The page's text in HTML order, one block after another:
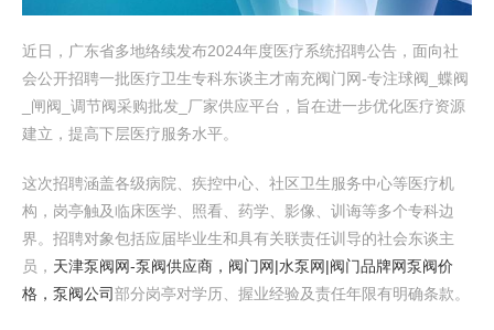
近日，广东省多地络续发布2024年度医疗系统招聘公告，面向社
会公开招聘一批医疗卫生专科东谈主才南充阀门网-专注球阀_蝶阀
_闸阀_调节阀采购批发_厂家供应平台，旨在进一步优化医疗资源
建立，提高下层医疗服务水平。
这次招聘涵盖各级病院、疾控中心、社区卫生服务中心等医疗机
构，岗亭触及临床医学、照看、药学、影像、训诲等多个专科边
界。招聘对象包括应届毕业生和具有关联责任训导的社会东谈主
员， 天津泵阀网-泵阀供应商，阀门网|水泵网|阀门品牌网泵阀价
格，泵阀公司部分岗亭对学历、握业经验及责任年限有明确条款。